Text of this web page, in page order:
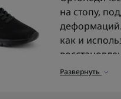
на стопу,
деформаций.
как и
Для чего
Развернуть